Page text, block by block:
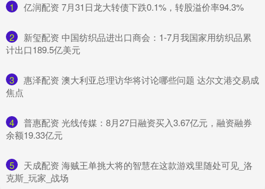
1 ​亿润配资 7月31日龙大转债下跌0.1%，转股溢价率94.3%
2
​新玺配资 中国纺织品进出口商会：1-7月我国家用纺织品累
计出口189.5亿美元
3
​惠泽配资 澳大利亚总理访华将讨论哪些问题 达尔文港交易成
焦点
4
​普惠配资 光线传媒：8月27日融资买入3.67亿元，融资融券
余额19.33亿元
5
​天成配资 海贼王单挑大将的智慧在这款游戏里随处可见_洛
克斯_玩家_战场